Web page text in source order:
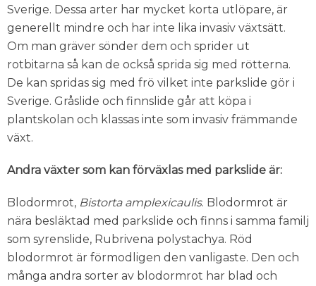
Sverige. Dessa arter har mycket korta utlöpare, är
generellt mindre och har inte lika invasiv växtsätt.
Om man gräver sönder dem och sprider ut
rotbitarna så kan de också sprida sig med rötterna.
De kan spridas sig med frö vilket inte parkslide gör i
Sverige. Gråslide och finnslide går att köpa i
plantskolan och klassas inte som invasiv främmande
växt.
Andra växter som kan förväxlas med parkslide är:
Blodormrot, Bistorta amplexicaulis. Blodormrot är
nära besläktad med parkslide och finns i samma familj
som syrenslide, Rubrivena polystachya. Röd
blodormrot är förmodligen den vanligaste. Den och
många andra sorter av blodormrot har blad och